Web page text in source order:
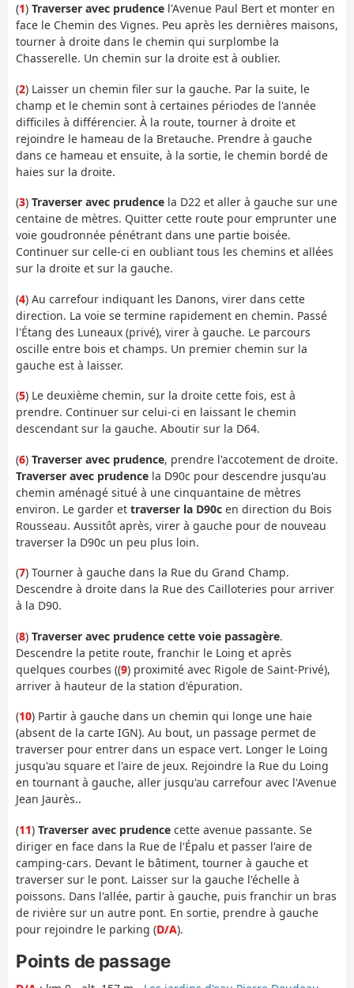
(1) Traverser avec prudence l'Avenue Paul Bert et monter en
face le Chemin des Vignes. Peu après les dernières maisons,
tourner à droite dans le chemin qui surplombe la
Chasserelle. Un chemin sur la droite est à oublier.
(2) Laisser un chemin filer sur la gauche. Par la suite, le
champ et le chemin sont à certaines périodes de l'année
difficiles à différencier. À la route, tourner à droite et
rejoindre le hameau de la Bretauche. Prendre à gauche
dans ce hameau et ensuite, à la sortie, le chemin bordé de
haies sur la droite.
(3) Traverser avec prudence la D22 et aller à gauche sur une
centaine de mètres. Quitter cette route pour emprunter une
voie goudronnée pénétrant dans une partie boisée.
Continuer sur celle-ci en oubliant tous les chemins et allées
sur la droite et sur la gauche.
(4) Au carrefour indiquant les Danons, virer dans cette
direction. La voie se termine rapidement en chemin. Passé
l'Étang des Luneaux (privé), virer à gauche. Le parcours
oscille entre bois et champs. Un premier chemin sur la
gauche est à laisser.
(5) Le deuxième chemin, sur la droite cette fois, est à
prendre. Continuer sur celui-ci en laissant le chemin
descendant sur la gauche. Aboutir sur la D64.
(6) Traverser avec prudence, prendre l'accotement de droite.
Traverser avec prudence la D90c pour descendre jusqu'au
chemin aménagé situé à une cinquantaine de mètres
environ. Le garder et traverser la D90c en direction du Bois
Rousseau. Aussitôt après, virer à gauche pour de nouveau
traverser la D90c un peu plus loin.
(7) Tourner à gauche dans la Rue du Grand Champ.
Descendre à droite dans la Rue des Cailloteries pour arriver
à la D90.
(8) Traverser avec prudence cette voie passagère.
Descendre la petite route, franchir le Loing et après
quelques courbes ((9) proximité avec Rigole de Saint-Privé),
arriver à hauteur de la station d'épuration.
(10) Partir à gauche dans un chemin qui longe une haie
(absent de la carte IGN). Au bout, un passage permet de
traverser pour entrer dans un espace vert. Longer le Loing
jusqu'au square et l'aire de jeux. Rejoindre la Rue du Loing
en tournant à gauche, aller jusqu'au carrefour avec l'Avenue
Jean Jaurès..
(11) Traverser avec prudence cette avenue passante. Se
diriger en face dans la Rue de l'Épalu et passer l'aire de
camping-cars. Devant le bâtiment, tourner à gauche et
traverser sur le pont. Laisser sur la gauche l'échelle à
poissons. Dans l'allée, partir à gauche, puis franchir un bras
de rivière sur un autre pont. En sortie, prendre à gauche
pour rejoindre le parking (D/A).
Points de passage